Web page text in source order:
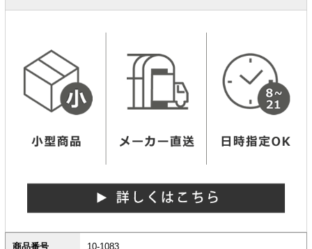
商品番号 10-1083